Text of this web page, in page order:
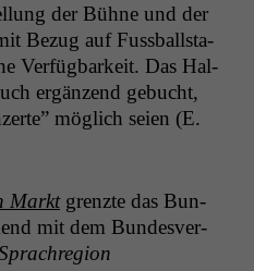
der Bühne und der
Bezug auf Fuss­ball­sta­
Ver­füg­barkeit. Das Hal­
ergänzend gebucht,
möglich seien (E.
Marktgren­zte das Bun­
mit dem Bun­desver­